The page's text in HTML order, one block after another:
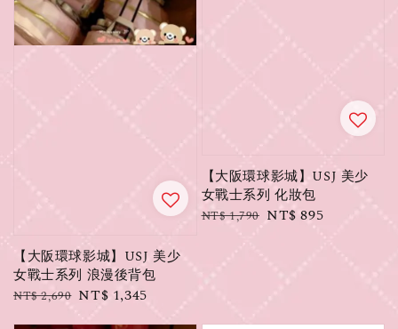
【大阪環球影城】USJ 美少
女戰士系列 浪漫後背包
Regular
NT$ 2,690 Sale
price
NT$ 1,345
【大阪環球影城】USJ 美少
女戰士系列 化妝包
Regular
NT$ 1,790 Sale
NT$ 895